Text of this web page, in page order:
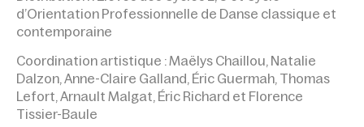
d’Orientation Professionnelle de Danse classique et
contemporaine
Coordination artistique : Maëlys Chaillou, Natalie
Dalzon, Anne-Claire Galland, Éric Guermah, Thomas
Lefort, Arnault Malgat, Éric Richard et Florence
Tissier-Baule